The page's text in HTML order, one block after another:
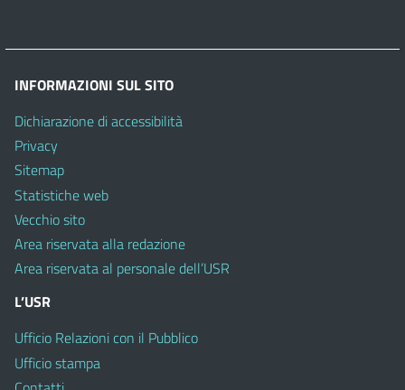
INFORMAZIONI SUL SITO
Dichiarazione di accessibilità
Privacy
Sitemap
Statistiche web
Vecchio sito
Area riservata alla redazione
Area riservata al personale dell’USR
L’USR
Ufficio Relazioni con il Pubblico
Ufficio stampa